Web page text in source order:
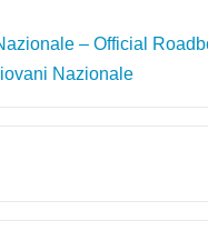
– Official
Nazionale